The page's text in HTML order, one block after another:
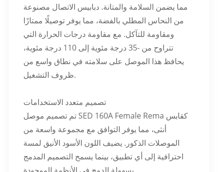
مما يضمن السلامة والمتانة. دبابيس الاتصال مصنوعة
من النحاس المطلي بالفضة، مما يوفر توصيلًا ممتازًا
ومقاومة للتآكل. مع مقاومة درجات الحرارة التي
تتراوح من -35 درجة مئوية إلى 110 درجة مئوية،
يحافظ هذا الموصل على سلامته في نطاق واسع من
ظروف التشغيل.
تصميم متعدد الاستخدامات
تم تصميم موصل SED 160A Female Rema كقابس
أنثى، مما يوفر التوافق مع مجموعة واسعة من
الموصلات الذكور. يضيف اللون الأسود الأنيق لمسة
احترافية إلى أي تطبيق، بينما يسمح التصميم المدمج